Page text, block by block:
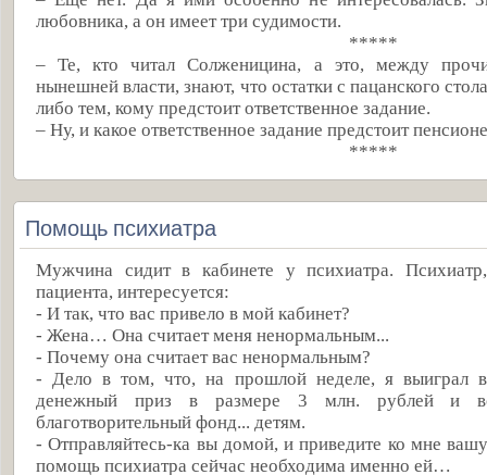
любовника, а он имеет три судимости.
*****
– Те, кто читал Солженицина, а это, между
нынешней власти, знают, что остатки с пацанского
либо тем, кому предстоит ответственное задание.
– Ну, и какое ответственное задание предстоит
*****
Помощь психиатра
Мужчина сидит в кабинете у психиатра. Психиатр,
пациента, интересуется:
- И так, что вас привело в мой кабинет?
- Жена… Она считает меня ненормальным...
- Почему она считает вас ненормальным?
- Дело в том, что, на прошлой неделе, я выиграл
денежный приз в размере 3 млн. рублей и
благотворительный фонд... детям.
- Отправляйтесь-ка вы домой, и приведите ко мне
помощь психиатра сейчас необходима именно ей…